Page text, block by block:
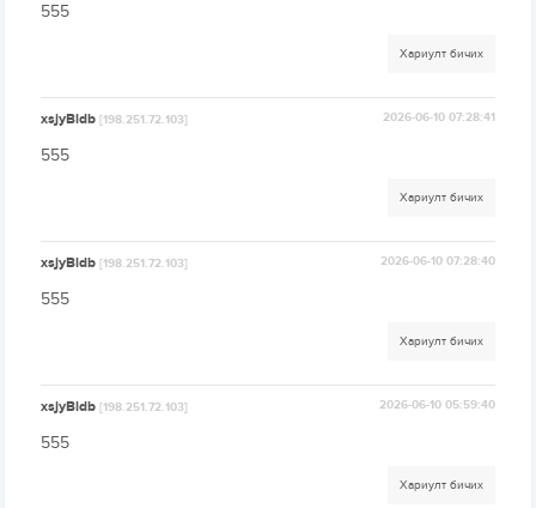
555
Хариулт бичих
xsjyBldb[198.251.72.103] 2026-06-10 07:28:41
555
Хариулт бичих
xsjyBldb[198.251.72.103] 2026-06-10 07:28:40
555
Хариулт бичих
xsjyBldb[198.251.72.103] 2026-06-10 05:59:40
555
Хариулт бичих